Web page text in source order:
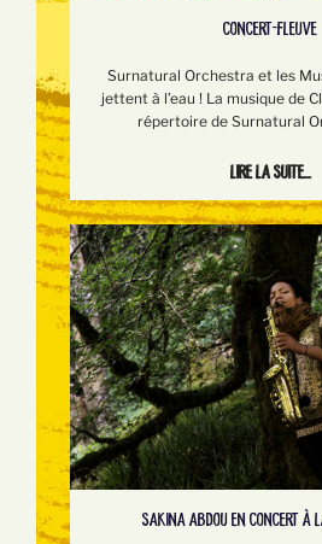
CONCERT-FLEUVE
Surnatural Orchestra et les
jettent à l’eau ! La musique de
répertoire de Surnatural
Lire la suite...
SAKINA ABDOU EN CONCERT À